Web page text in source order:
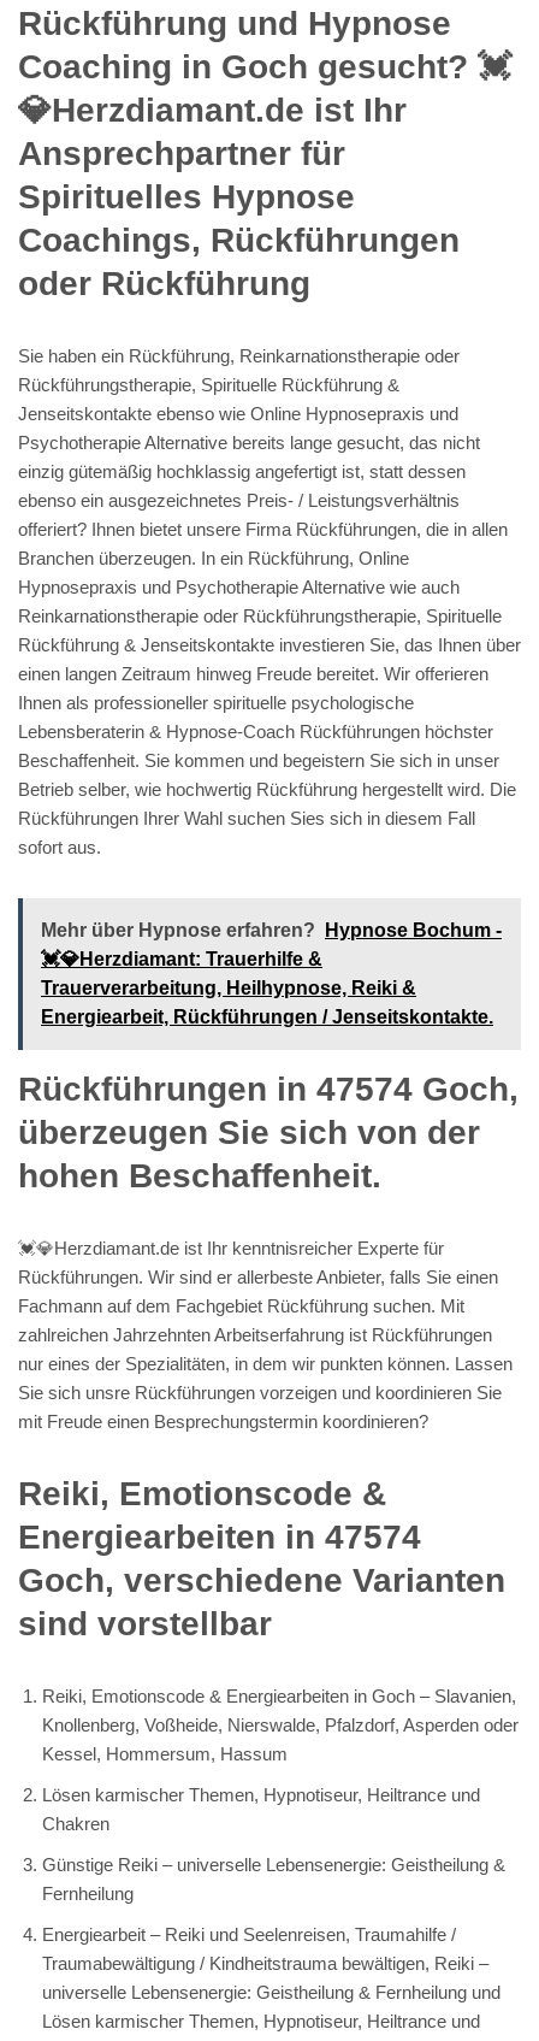
Rückführung und Hypnose
Coaching in Goch gesucht? 💓️
💎Herzdiamant.de ist Ihr
Ansprechpartner für
Spirituelles Hypnose
Coachings, Rückführungen
oder Rückführung
Sie haben ein Rückführung, Reinkarnationstherapie oder
Rückführungstherapie, Spirituelle Rückführung &
Jenseitskontakte ebenso wie Online Hypnosepraxis und
Psychotherapie Alternative bereits lange gesucht, das nicht
einzig gütemäßig hochklassig angefertigt ist, statt dessen
ebenso ein ausgezeichnetes Preis- / Leistungsverhältnis
offeriert? Ihnen bietet unsere Firma Rückführungen, die in allen
Branchen überzeugen. In ein Rückführung, Online
Hypnosepraxis und Psychotherapie Alternative wie auch
Reinkarnationstherapie oder Rückführungstherapie, Spirituelle
Rückführung & Jenseitskontakte investieren Sie, das Ihnen über
einen langen Zeitraum hinweg Freude bereitet. Wir offerieren
Ihnen als professioneller spirituelle psychologische
Lebensberaterin & Hypnose-Coach Rückführungen höchster
Beschaffenheit. Sie kommen und begeistern Sie sich in unser
Betrieb selber, wie hochwertig Rückführung hergestellt wird. Die
Rückführungen Ihrer Wahl suchen Sies sich in diesem Fall
sofort aus.
Mehr über Hypnose erfahren?
Hypnose Bochum -
💓️💎Herzdiamant: Trauerhilfe &
Trauerverarbeitung, Heilhypnose, Reiki &
Energiearbeit, Rückführungen / Jenseitskontakte.
Rückführungen in 47574 Goch,
überzeugen Sie sich von der
hohen Beschaffenheit.
💓️💎Herzdiamant.de ist Ihr kenntnisreicher Experte für
Rückführungen. Wir sind er allerbeste Anbieter, falls Sie einen
Fachmann auf dem Fachgebiet Rückführung suchen. Mit
zahlreichen Jahrzehnten Arbeitserfahrung ist Rückführungen
nur eines der Spezialitäten, in dem wir punkten können. Lassen
Sie sich unsre Rückführungen vorzeigen und koordinieren Sie
mit Freude einen Besprechungstermin koordinieren?
Reiki, Emotionscode &
Energiearbeiten in 47574
Goch, verschiedene Varianten
sind vorstellbar
Reiki, Emotionscode & Energiearbeiten in Goch – Slavanien,
Knollenberg, Voßheide, Nierswalde, Pfalzdorf, Asperden oder
Kessel, Hommersum, Hassum
Lösen karmischer Themen, Hypnotiseur, Heiltrance und
Chakren
Günstige Reiki – universelle Lebensenergie: Geistheilung &
Fernheilung
Energiearbeit – Reiki und Seelenreisen, Traumahilfe /
Traumabewältigung / Kindheitstrauma bewältigen, Reiki –
universelle Lebensenergie: Geistheilung & Fernheilung und
Lösen karmischer Themen, Hypnotiseur, Heiltrance und